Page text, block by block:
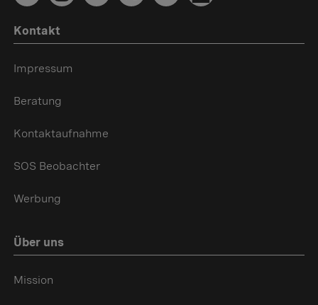
Kontakt
Impressum
Beratung
Kontaktaufnahme
SOS Beobachter
Werbung
Über uns
Mission